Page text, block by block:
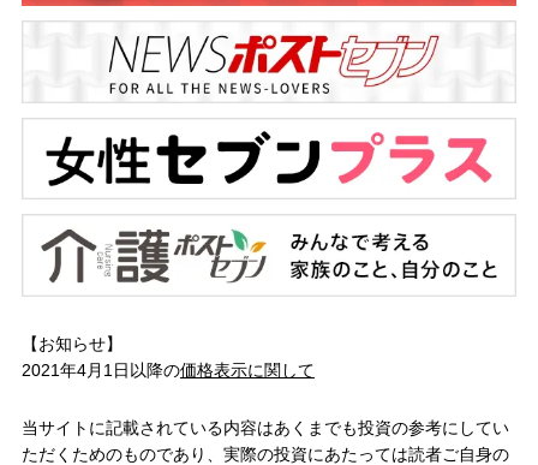
【お知らせ】
2021年4月1日以降の価格表示に関して
当サイトに記載されている内容はあくまでも投資の参考にしてい
ただくためのものであり、実際の投資にあたっては読者ご自身の